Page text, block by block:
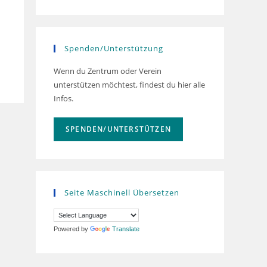
Spenden/Unterstützung
Wenn du Zentrum oder Verein
unterstützen möchtest, findest du hier alle
Infos.
SPENDEN/UNTERSTÜTZEN
Seite Maschinell Übersetzen
Powered by Translate